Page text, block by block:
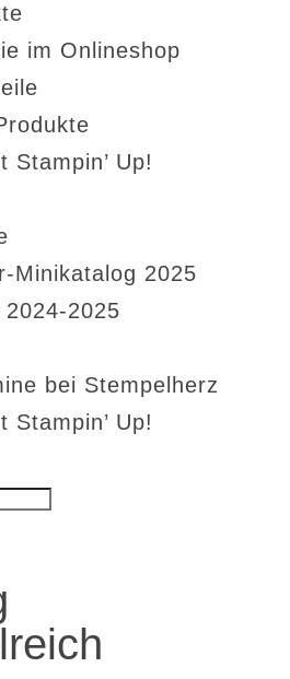
im Onlineshop
Stampin’ Up!
Minikatalog 2025
2025
bei Stempelherz
Stampin’ Up!